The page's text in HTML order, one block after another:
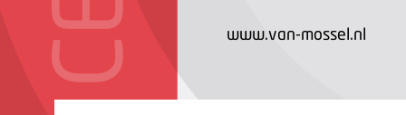
www.van-mossel.nl